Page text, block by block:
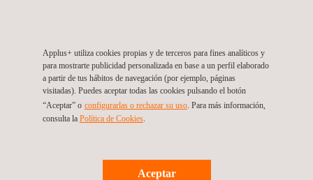
europeo e internacional.
Volver a Nuestras Marcas
Applus+ utiliza cookies propias y de terceros para fines analíticos y
para mostrarte publicidad personalizada en base a un perfil elaborado
a partir de tus hábitos de navegación (por ejemplo, páginas
visitadas). Puedes aceptar todas las cookies pulsando el botón
“Aceptar” o configurarlas o rechazar su uso. Para más información,
consulta la Política de Cookies.
Aceptar